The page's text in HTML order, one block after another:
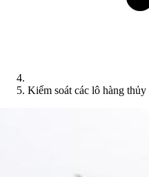
Kiểm soát các lô hàng